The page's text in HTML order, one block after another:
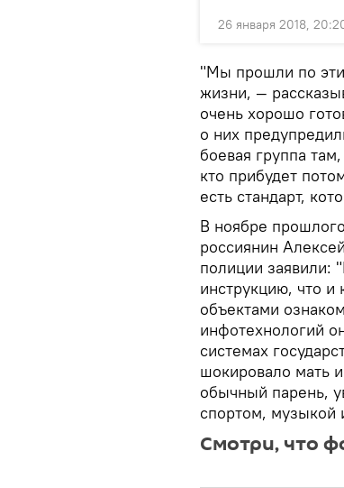
26 января 2018,
"Мы прошли по
жизни, —
очень хорошо
о них
боевая группа
кто прибудет
есть стандарт,
В ноябре
россиянин
полиции заявили:
инструкцию, что и
объектами
инфотехнологий
системах
шокировало мать
обычный парень,
спортом, музыкой
Смотри, что